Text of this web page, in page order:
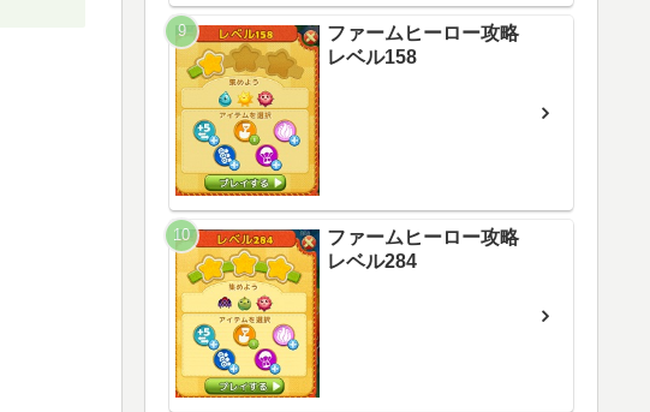
ファームヒーロー攻略
レベル158
ファームヒーロー攻略
レベル284